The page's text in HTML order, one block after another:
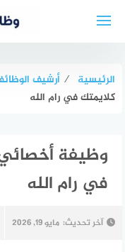
الرئيسية ⁄ أرشيف
كلايمتك في رام الله
وظيفة
في رام الله
آخر تحديث: مايو 19, 2026